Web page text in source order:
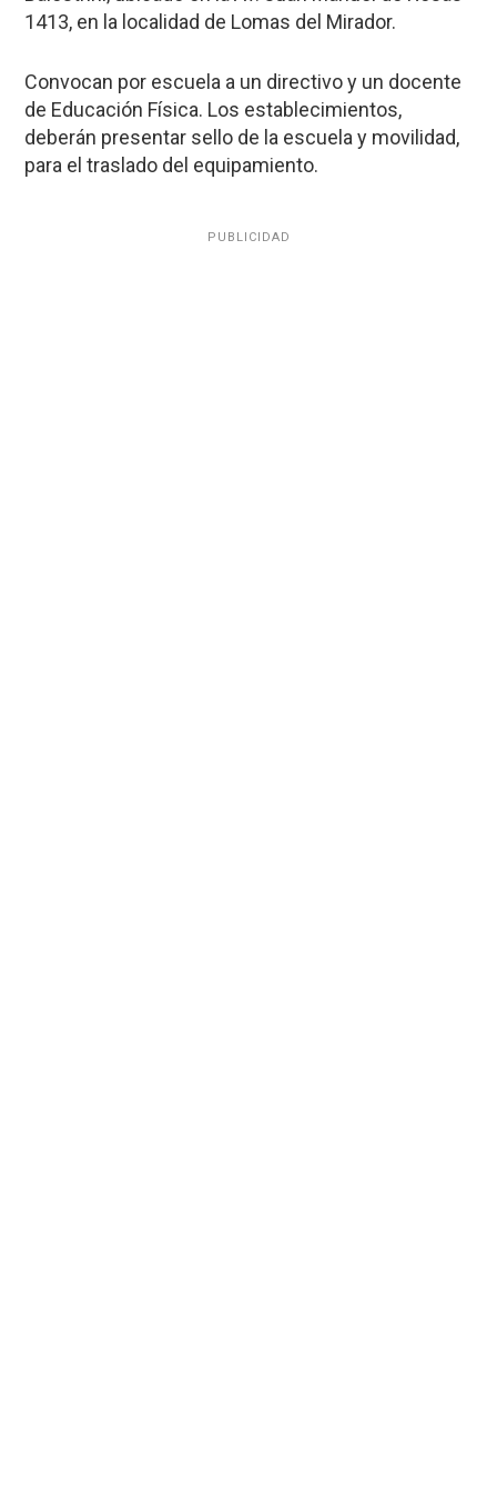
1413, en la localidad de Lomas del Mirador.
Convocan por escuela a un directivo y un docente
de Educación Física. Los establecimientos,
deberán presentar sello de la escuela y movilidad,
para el traslado del equipamiento.
PUBLICIDAD